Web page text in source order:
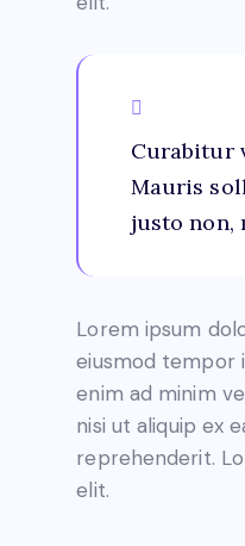
Curabitur
Mauris
justo non,
Lorem ipsum
eiusmod tempor
enim ad minim
nisi ut aliquip ex
reprehenderit.
elit.